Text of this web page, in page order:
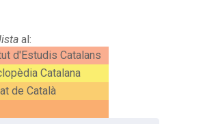
al:
d'Estudis Catalans
Catalana
de Català